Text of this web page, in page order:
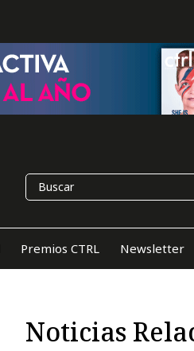
Premios CTRL Newsletter
Noticias